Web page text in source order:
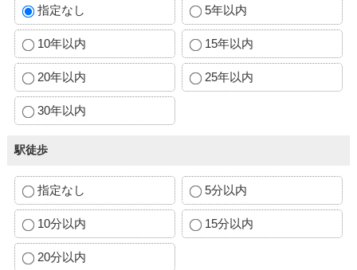
指定なし 5年以内
10年以内 15年以内
20年以内 25年以内
30年以内
駅徒歩
指定なし 5分以内
10分以内 15分以内
20分以内